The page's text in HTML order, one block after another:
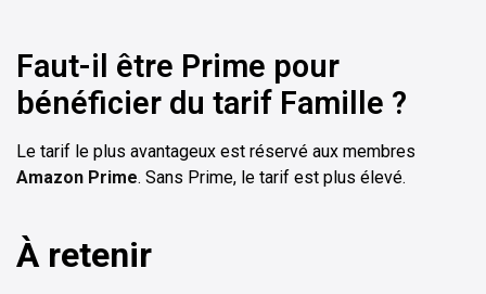
Faut-il être Prime pour
bénéficier du tarif Famille ?
Le tarif le plus avantageux est réservé aux membres
Amazon Prime. Sans Prime, le tarif est plus élevé.
À retenir